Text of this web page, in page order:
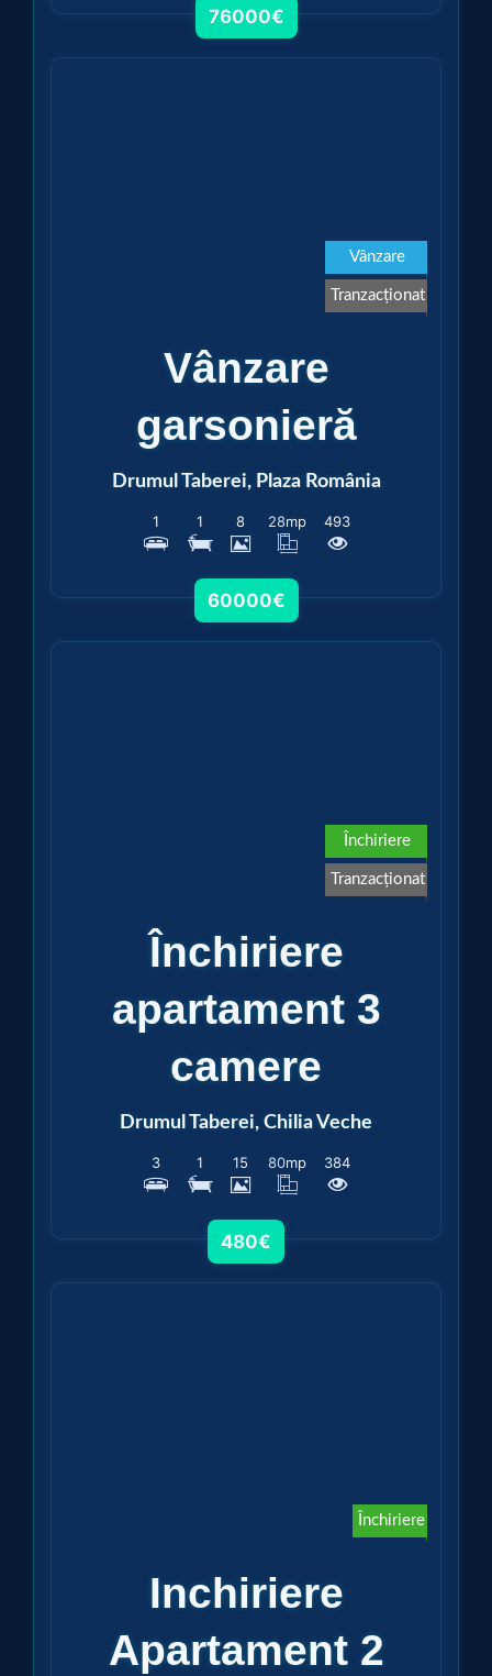
76000€
Vânzare
Tranzacționat
Vânzare
garsonieră
Drumul Taberei, Plaza România
1 1 8 28mp 493
60000€
Închiriere
Tranzacționat
Închiriere
apartament 3
camere
Drumul Taberei, Chilia Veche
3 1 15 80mp 384
480€
Închiriere
Inchiriere
Apartament 2